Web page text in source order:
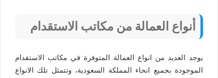
أنواع العمالة من مكاتب الاستقدام
يوجد العديد من انواع العمالة المتوفرة في مكاتب الاستقدام
الموجودة بجميع انحاء المملكة السعودية، وتتمثل تلك الانواع